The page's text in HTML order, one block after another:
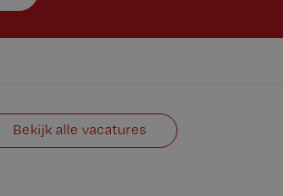
Bekijk alle vacatures